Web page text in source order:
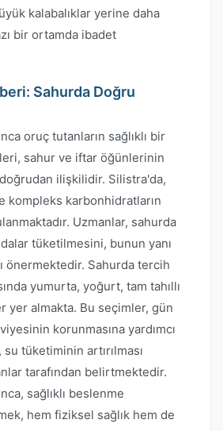
kalabalıklar yerine daha
bir ortamda ibadet
Sahurda Doğru
oruç tutanların sağlıklı bir
sahur ve iftar öğünlerinin
ilişkilidir. Silistra'da,
kompleks karbonhidratların
Uzmanlar, sahurda
tüketilmesini, bunun yanı
önermektedir. Sahurda tercih
yumurta, yoğurt, tam tahıllı
yer almakta. Bu seçimler, gün
korunmasına yardımcı
su tüketiminin artırılması
tarafından belirtmektedir.
sağlıklı beslenme
hem fiziksel sağlık hem de